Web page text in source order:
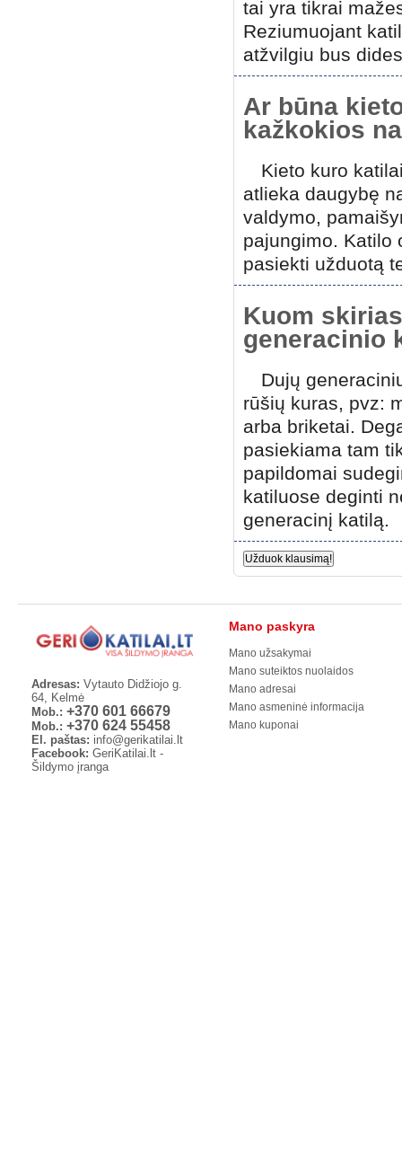
tai yra tikrai
Reziumuojant
atžvilgiu bus
Ar būna
kažkokios
Kieto kuro
atlieka daugybę
valdymo,
pajungimo. Katilo
pasiekti užduotą
Kuom
generacinio
Dujų
rūšių kuras, pvz:
arba briketai.
pasiekiama tam
papildomai
katiluose deginti
generacinį katilą.
Užduok klausimą!
Adresas: Vytauto Didžiojo g.
64, Kelmė
Mob.: +370 601 66679
Mob.: +370 624 55458
El. paštas: info@gerikatilai.lt
Facebook: GeriKatilai.lt -
Šildymo įranga
Mano paskyra
Mano užsakymai
Mano suteiktos nuolaidos
Mano adresai
Mano asmeninė informacija
Mano kuponai